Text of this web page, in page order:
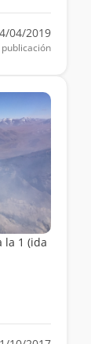
04/2019
publicación
la 1 (ida